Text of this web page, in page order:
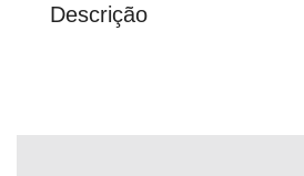
Descrição